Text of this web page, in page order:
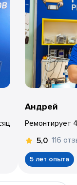
Андрей
Ремонтирует
5,0 116
5 лет опыта